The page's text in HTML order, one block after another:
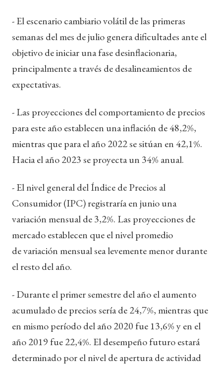
- El escenario cambiario volátil de las primeras
semanas del mes de julio genera dificultades ante el
objetivo de iniciar una fase desinflacionaria,
principalmente a través de desalineamientos de
expectativas.
- Las proyecciones del comportamiento de precios
para este año establecen una inflación de 48,2%,
mientras que para el año 2022 se sitúan en 42,1%.
Hacia el año 2023 se proyecta un 34% anual.
- El nivel general del Índice de Precios al
Consumidor (IPC) registraría en junio una
variación mensual de 3,2%. Las proyecciones de
mercado establecen que el nivel promedio
de variación mensual sea levemente menor durante
el resto del año.
- Durante el primer semestre del año el aumento
acumulado de precios sería de 24,7%, mientras que
en mismo período del año 2020 fue 13,6% y en el
año 2019 fue 22,4%. El desempeño futuro estará
determinado por el nivel de apertura de actividad